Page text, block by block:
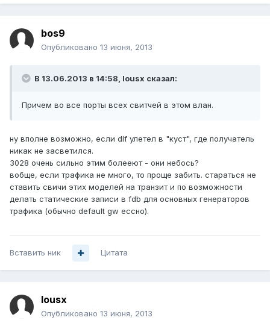
bos9
Опубликовано 13 июня, 2013
В 13.06.2013 в 14:58, lousx сказал:
Причем во все порты всех свитчей в этом влан.
ну вполне возможно, если dlf улетел в "куст", где получатель
никак не засветился.
3028 очень сильно этим болееют - они небось?
вобще, если трафика не много, то проще забить. стараться не
ставить свичи этих моделей на транзит и по возможности
делать статические записи в fdb для основных генераторов
трафика (обычно default gw ессно).
Вставить ник Цитата
lousx
Опубликовано 13 июня, 2013